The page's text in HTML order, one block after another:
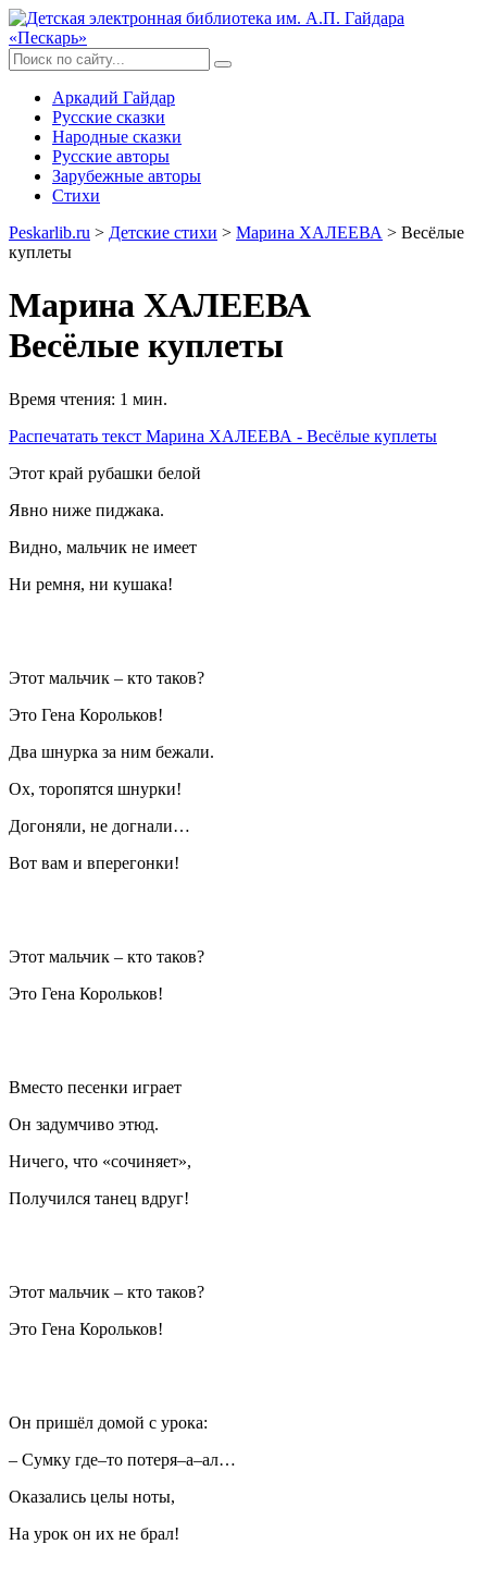
Аркадий Гайдар
Русские сказки
Народные сказки
Русские авторы
Зарубежные авторы
Стихи
Peskarlib.ru > Детские стихи > Марина ХАЛЕЕВА > Весёлые
куплеты
Марина ХАЛЕЕВА
Весёлые куплеты
Время чтения: 1 мин.
Распечатать текст Марина ХАЛЕЕВА - Весёлые куплеты
Этот край рубашки белой
Явно ниже пиджака.
Видно, мальчик не имеет
Ни ремня, ни кушака!
Этот мальчик – кто таков?
Это Гена Корольков!
Два шнурка за ним бежали.
Ох, торопятся шнурки!
Догоняли, не догнали…
Вот вам и вперегонки!
Этот мальчик – кто таков?
Это Гена Корольков!
Вместо песенки играет
Он задумчиво этюд.
Ничего, что «сочиняет»,
Получился танец вдруг!
Этот мальчик – кто таков?
Это Гена Корольков!
Он пришёл домой с урока:
– Сумку где–то потеря–а–ал…
Оказались целы ноты,
На урок он их не брал!